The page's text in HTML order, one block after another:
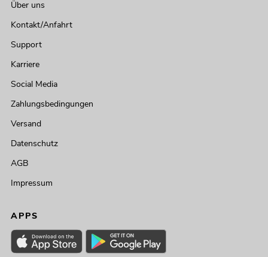
Über uns
Kontakt/Anfahrt
Support
Karriere
Social Media
Zahlungsbedingungen
Versand
Datenschutz
AGB
Impressum
APPS